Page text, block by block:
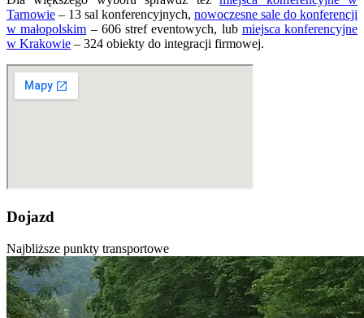
Tarnowie – 13 sal konferencyjnych, nowoczesne sale do konferencji
w małopolskim – 606 stref eventowych, lub miejsca konferencyjne
w Krakowie – 324 obiekty do integracji firmowej.
Dojazd
Najbliższe punkty transportowe